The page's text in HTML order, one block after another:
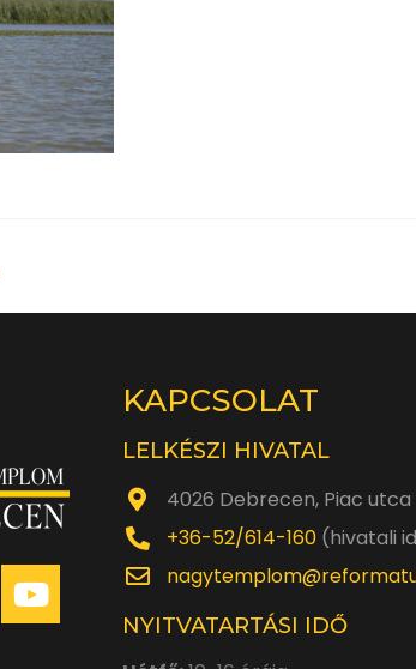
KAPCSOLAT
LELKÉSZI HIVATAL
4026 Debrecen, Piac
+36-52/614-160 (hivatali
NYITVATARTÁSI IDŐ